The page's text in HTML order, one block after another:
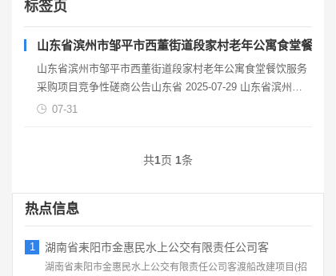
标签页
山东省滨州市邹平市西董街道段家村老年公寓食堂餐饮
山东省滨州市邹平市西董街道段家村老年公寓食堂餐饮服务
采购项目竞争性磋商公告山东省 2025-07-29 山东省滨州市
邹平市西董街道段家村老年公寓食堂餐饮服务采购
07-31
共1页 1条
热点信息
1 湖南省耒阳市金惠民水上公交有限责任公司客
湖南省耒阳市金惠民水上公交有限责任公司客渡船改建项目(招